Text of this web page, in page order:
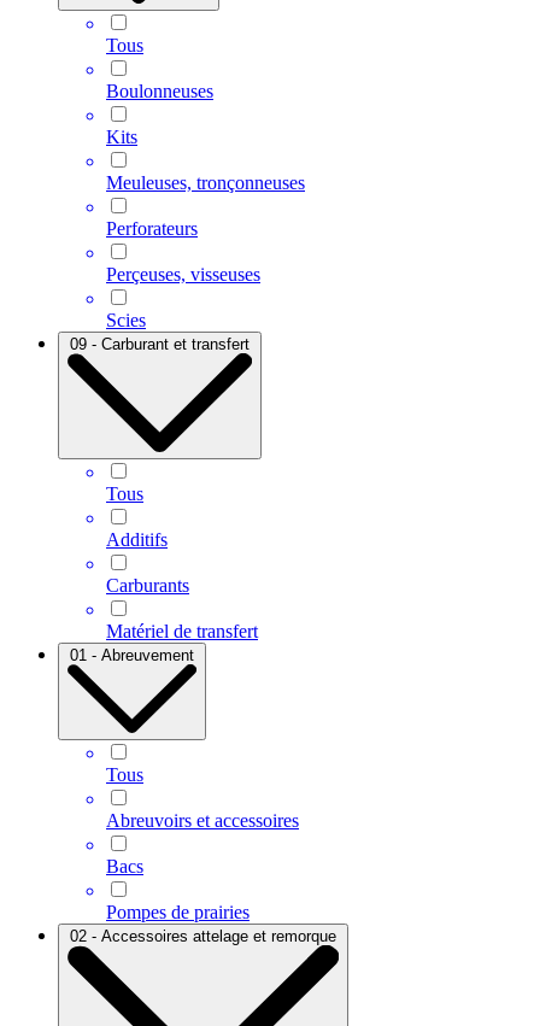
Tous
Boulonneuses
Kits
Meuleuses, tronçonneuses
Perforateurs
Perçeuses, visseuses
Scies
09 - Carburant et transfert
Tous
Additifs
Carburants
Matériel de transfert
01 - Abreuvement
Tous
Abreuvoirs et accessoires
Bacs
Pompes de prairies
02 - Accessoires attelage et remorque